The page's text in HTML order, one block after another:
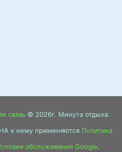
связь© 2026г. Минута отдыха.
к нему применяются Политика
обслуживания Google.